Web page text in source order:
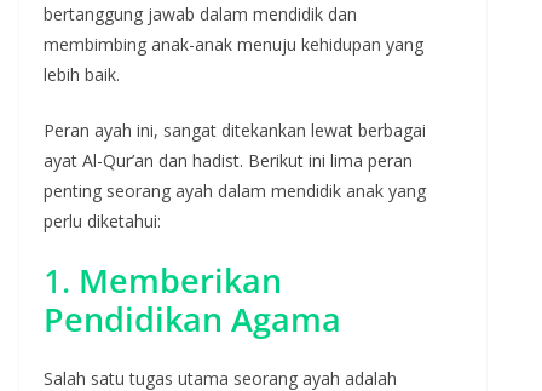
bertanggung jawab dalam mendidik dan
membimbing anak-anak menuju kehidupan yang
lebih baik.
Peran ayah ini, sangat ditekankan lewat berbagai
ayat Al-Qur’an dan hadist. Berikut ini lima peran
penting seorang ayah dalam mendidik anak yang
perlu diketahui:
1. Memberikan
Pendidikan Agama
Salah satu tugas utama seorang ayah adalah